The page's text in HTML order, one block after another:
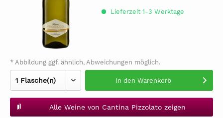
Lieferzeit 1-3 Werktage
* Abbildung ggf. ähnlich, Abweichungen möglich.
In den Warenkorb
Alle Weine von Cantina Pizzolato zeigen